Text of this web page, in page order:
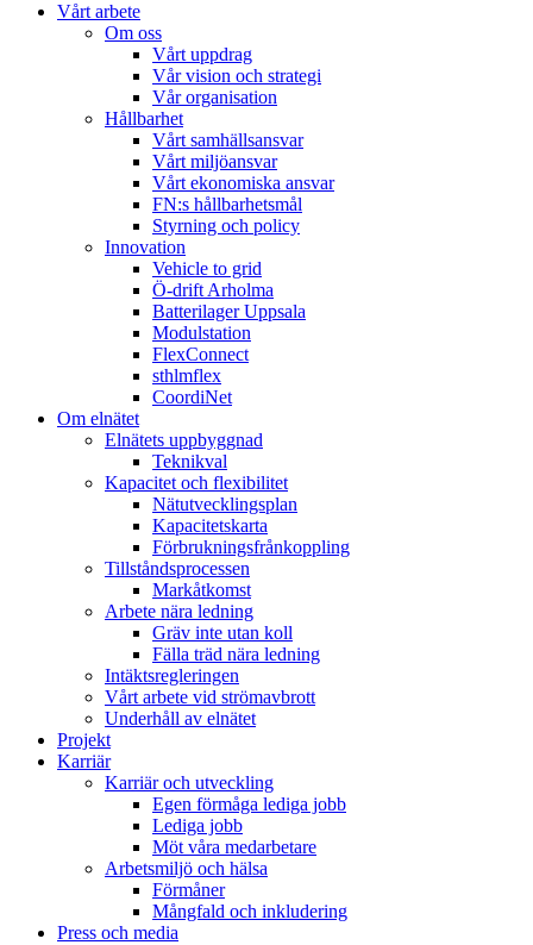
Vårt arbete
Om oss
Vårt uppdrag
Vår vision och strategi
Vår organisation
Hållbarhet
Vårt samhällsansvar
Vårt miljöansvar
Vårt ekonomiska ansvar
FN:s hållbarhetsmål
Styrning och policy
Innovation
Vehicle to grid
Ö-drift Arholma
Batterilager Uppsala
Modulstation
FlexConnect
sthlmflex
CoordiNet
Om elnätet
Elnätets uppbyggnad
Teknikval
Kapacitet och flexibilitet
Nätutvecklingsplan
Kapacitetskarta
Förbrukningsfrånkoppling
Tillståndsprocessen
Markåtkomst
Arbete nära ledning
Gräv inte utan koll
Fälla träd nära ledning
Intäktsregleringen
Vårt arbete vid strömavbrott
Underhåll av elnätet
Projekt
Karriär
Karriär och utveckling
Egen förmåga lediga jobb
Lediga jobb
Möt våra medarbetare
Arbetsmiljö och hälsa
Förmåner
Mångfald och inkludering
Press och media